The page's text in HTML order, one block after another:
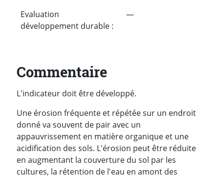
Evaluation
développement durable :
—
Commentaire
L'indicateur doit être développé.
Une érosion fréquente et répétée sur un endroit
donné va souvent de pair avec un
appauvrissement en matière organique et une
acidification des sols. L'érosion peut être réduite
en augmentant la couverture du sol par les
cultures, la rétention de l'eau en amont des